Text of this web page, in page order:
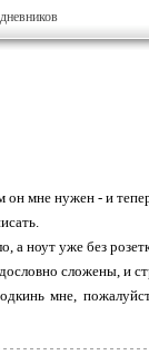
мне нужен - и
а ноут уже без
сложены, и
мне,